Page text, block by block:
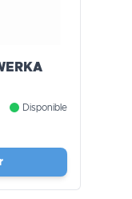
Disponible